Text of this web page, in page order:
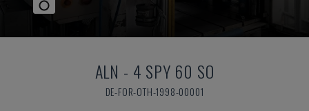
ALN - 4 SPY 60 SO
DE-FOR-OTH-1998-00001